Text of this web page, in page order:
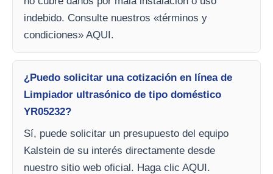
indebido. Consulte nuestros «términos y
condiciones» AQUI.
¿Puedo solicitar una cotización en línea de
Limpiador ultrasónico de tipo doméstico
YR05232?
Sí, puede solicitar un presupuesto del equipo
Kalstein de su interés directamente desde
nuestro sitio web oficial. Haga clic AQUI.